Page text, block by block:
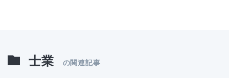
士業 の関連記事